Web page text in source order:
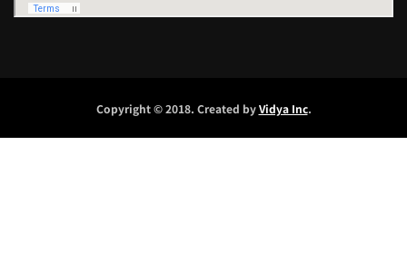
Copyright © 2018. Created byVidya Inc.